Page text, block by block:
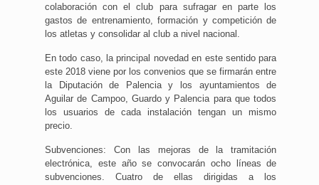
colaboración con el club para sufragar en parte los
gastos de entrenamiento, formación y competición de
los atletas y consolidar al club a nivel nacional.
En todo caso, la principal novedad en este sentido para
este 2018 viene por los convenios que se firmarán entre
la Diputación de Palencia y los ayuntamientos de
Aguilar de Campoo, Guardo y Palencia para que todos
los usuarios de cada instalación tengan un mismo
precio.
Subvenciones: Con las mejoras de la tramitación
electrónica, este año se convocarán ocho líneas de
subvenciones. Cuatro de ellas dirigidas a los